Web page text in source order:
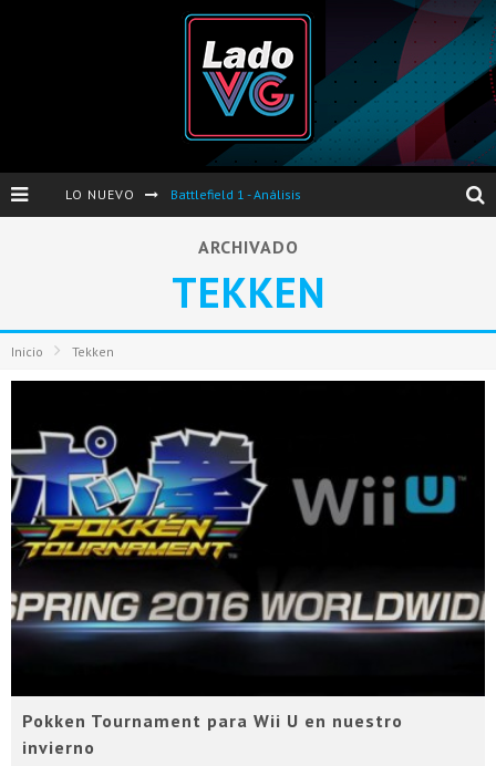
LO NUEVO Battlefield 1 - Análisis
Pro Evolution Soccer 2017 - Análisis
Pausa VG - S04E06 - Nintendo Switch - FIFA/PES - DS III Ashes of Ariandel - Red Dead Redemption 2
ARCHIVADO
TEKKEN
Inicio Tekken
Pokken Tournament para Wii U en nuestro
invierno